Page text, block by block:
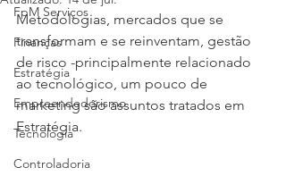
FpM Serviços
Finanças
Estratégia
Empreendedorismo
Tecnologia
Controladoria
Metodologias, mercados que se
transformam e se reinventam, gestão
de risco -principalmente relacionado
ao tecnológico, um pouco de
marketing são assuntos tratados em
Estratégia.